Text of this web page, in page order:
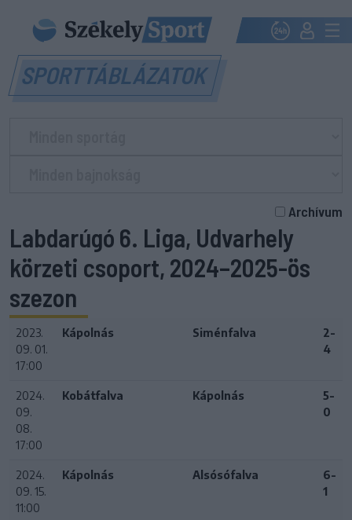
SPORTTÁBLÁZATOK
Archívum
Labdarúgó 6. Liga, Udvarhely
körzeti csoport, 2024–2025-ös
szezon
2023.
09. 01.
17:00
Kápolnás Siménfalva
2-
4
2024.
09.
08.
17:00
Kobátfalva Kápolnás
5-
0
2024.
09. 15.
11:00
Kápolnás Alsósófalva
6-
1